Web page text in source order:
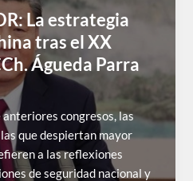
La estrategia
tras el XX
Águeda Parra
anteriores congresos, las
que despiertan mayor
a las reflexiones
de seguridad nacional y